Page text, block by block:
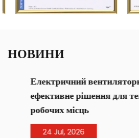
НОВИНИ
Електричний вентиляторний
ефективне рішення для
робочих місць
24 Jul, 2026